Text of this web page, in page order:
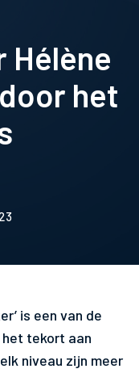
het
is een van de
het tekort aan
niveau zijn meer